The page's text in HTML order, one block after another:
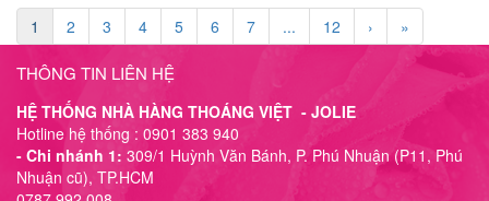
1 2 3 4 5 6 7 ... 12 › »
THÔNG TIN LIÊN HỆ
HỆ THỐNG NHÀ HÀNG THOÁNG VIỆT - JOLIE
Hotline hệ thống : 0901 383 940
- Chi nhánh 1: 309/1 Huỳnh Văn Bánh, P. Phú Nhuận (P11, Phú
Nhuận cũ), TP.HCM